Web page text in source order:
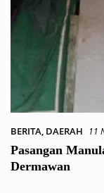
BERITA, DAERAH 11
Pasangan
Dermawan